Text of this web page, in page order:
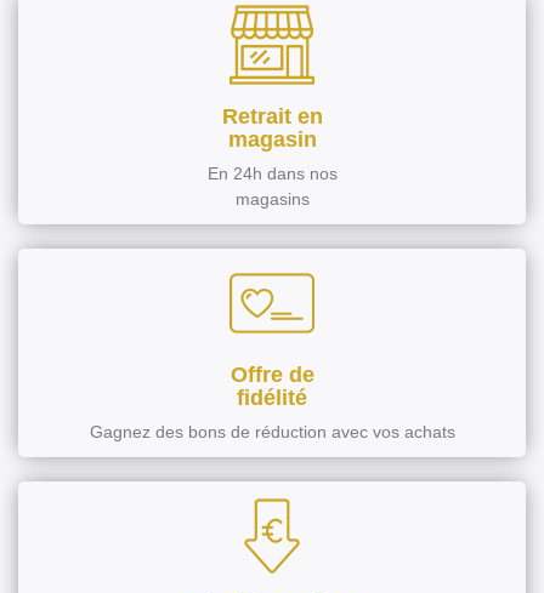
Retrait en
magasin
En 24h dans nos
magasins
Offre de
fidélité
Gagnez des bons de réduction avec vos achats